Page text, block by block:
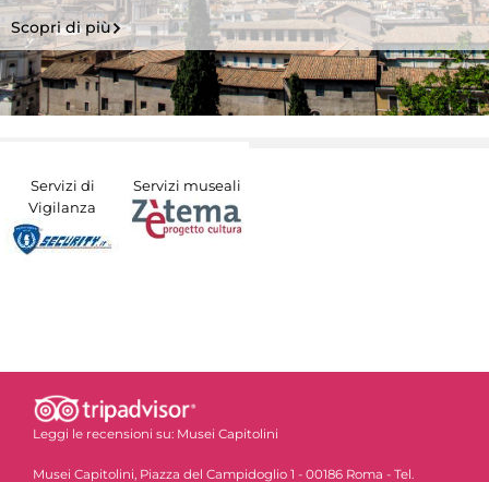
Scopri di più
Servizi di
Vigilanza
Servizi museali
Leggi le recensioni su: Musei Capitolini
Musei Capitolini, Piazza del Campidoglio 1 - 00186 Roma - Tel.